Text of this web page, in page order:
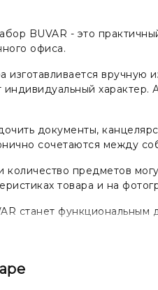
BUVAR - это
офиса.
изготавливается
документы,
сочетаются между
предметов
товара и на
станет
уникальность